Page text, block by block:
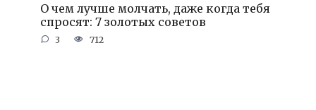
О чем лучше молчать, даже когда тебя
спросят: 7 золотых советов
3 712